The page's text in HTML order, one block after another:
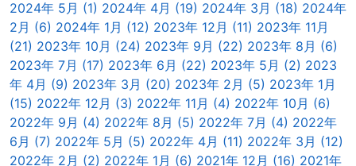
2024年 5月 (1) 2024年 4月 (19) 2024年 3月 (18) 2024年
2月 (6) 2024年 1月 (12) 2023年 12月 (11) 2023年 11月
(21) 2023年 10月 (24) 2023年 9月 (22) 2023年 8月 (6)
2023年 7月 (17) 2023年 6月 (22) 2023年 5月 (2) 2023
年 4月 (9) 2023年 3月 (20) 2023年 2月 (5) 2023年 1月
(15) 2022年 12月 (3) 2022年 11月 (4) 2022年 10月 (6)
2022年 9月 (4) 2022年 8月 (5) 2022年 7月 (4) 2022年
6月 (7) 2022年 5月 (5) 2022年 4月 (11) 2022年 3月 (12)
2022年 2月 (2) 2022年 1月 (6) 2021年 12月 (16) 2021年